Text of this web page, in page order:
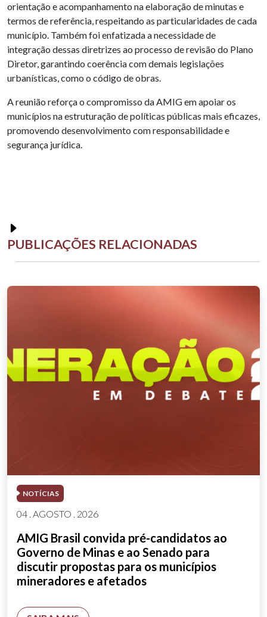
orientação e acompanhamento na elaboração de minutas e
termos de referência, respeitando as particularidades de cada
município. Também foi enfatizada a necessidade de
integração dessas diretrizes ao processo de revisão do Plano
Diretor, garantindo coerência com demais legislações
urbanísticas, como o código de obras.
A reunião reforça o compromisso da AMIG em apoiar os
municípios na estruturação de políticas públicas mais eficazes,
promovendo desenvolvimento com responsabilidade e
segurança jurídica.
PUBLICAÇÕES RELACIONADAS
NOTÍCIAS
04 . AGOSTO . 2026
AMIG Brasil convida pré-candidatos ao
Governo de Minas e ao Senado para
discutir propostas para os municípios
mineradores e afetados